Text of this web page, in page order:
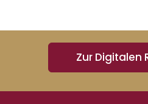
Zur Digitalen